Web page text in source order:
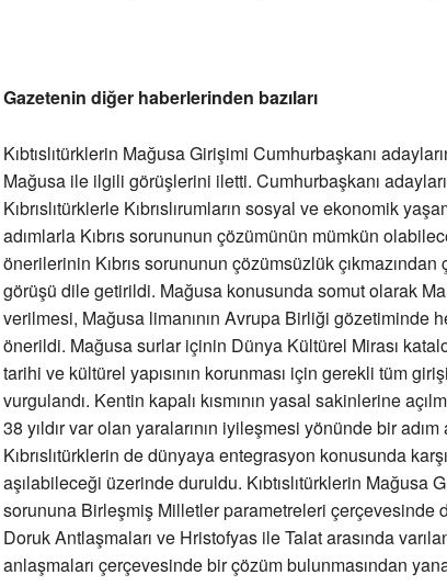
Gazetenin diğer haberlerinden bazıları
Kıbtıslıtürklerin Mağusa Girişimi Cumhurbaşkanı
Mağusa ile ilgili görüşlerini iletti. Cumhurbaşkanı
Kıbrıslıtürklerle Kıbrıslırumların sosyal ve ekonomik
adımlarla Kıbrıs sorununun çözümünün mümkün
önerilerinin Kıbrıs sorununun çözümsüzlük çıkmazından
görüşü dile getirildi. Mağusa konusunda somut olarak
verilmesi, Mağusa limanının Avrupa Birliği gözetiminde
önerildi. Mağusa surlar içinin Dünya Kültürel Mirası
tarihi ve kültürel yapısının korunması için gerekli tüm
vurgulandı. Kentin kapalı kısmının yasal sakinlerine
38 yıldır var olan yaralarının iyileşmesi yönünde bir
Kıbrıslıtürklerin de dünyaya entegrasyon konusunda
aşılabileceği üzerinde duruldu. Kıbtıslıtürklerin Mağusa
sorununa Birleşmiş Milletler parametreleri çerçevesinde
Doruk Antlaşmaları ve Hristofyas ile Talat arasında
anlaşmaları çerçevesinde bir çözüm bulunmasından